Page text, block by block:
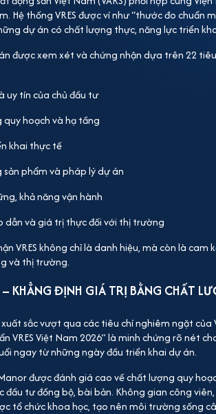
Hệ thống VRES được ví như “thước đo
dự án có chất lượng thực, năng lực triển
được xem xét và chứng nhận dựa trên 22
uy tín của chủ đầu tư
hoạch và hạ tầng
khai thực tế
phẩm và pháp lý dự án
khả năng vận hành
dẫn và giá trị thực đối với thị trường
VRES không chỉ là danh hiệu, mà còn là
và thị trường.
KHẲNG ĐỊNH GIÁ TRỊ BẰNG CHẤT
sắc vượt qua các tiêu chí nghiêm ngặt của
VRES Việt Nam 2026” là minh chứng rõ nét
ngay từ những ngày đầu triển khai dự án.
được đánh giá cao về chất lượng quy
đầu tư đồng bộ, bài bản. Không gian công
tổ chức khoa học, tạo nên môi trường sống